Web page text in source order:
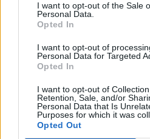
I want to opt-out of the Sale
Personal Data.
Opted In
I want to opt-out of
Personal Data for Targeted
Opted In
I want to opt-out of
Retention, Sale, and/or
Personal Data that Is
Purposes for which it was
Opted Out
Actus Info
Elon Musk nuirait
selon une étude
Auto Pour Vous